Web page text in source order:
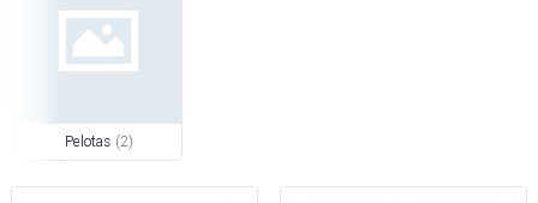
Pelotas (2)